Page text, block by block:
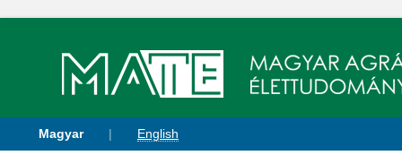
Magyar | English